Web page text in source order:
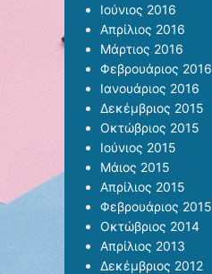
Ιούνιος 2016
Απρίλιος 2016
Μάρτιος 2016
Φεβρουάριος 2016
Ιανουάριος 2016
Δεκέμβριος 2015
Οκτώβριος 2015
Ιούνιος 2015
Μάιος 2015
Απρίλιος 2015
Φεβρουάριος 2015
Οκτώβριος 2014
Απρίλιος 2013
Δεκέμβριος 2012